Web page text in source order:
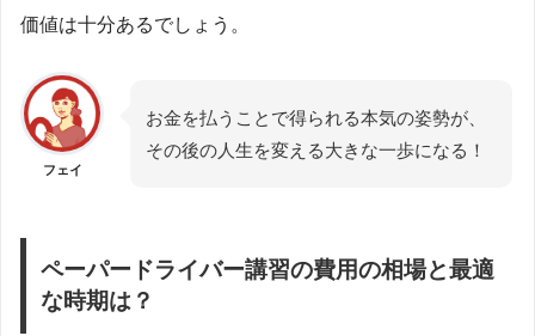
価値は十分あるでしょう。
フェイ
お金を払うことで得られる本気の姿勢が、
その後の人生を変える大きな一歩になる！
ペーパードライバー講習の費用の相場と最適
な時期は？